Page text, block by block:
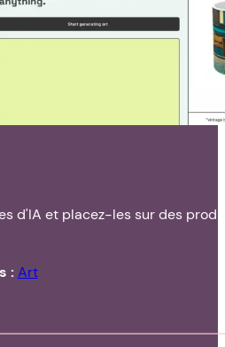
d'IA et placez-les sur des
: Art